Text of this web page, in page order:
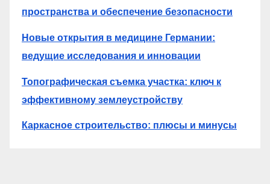
пространства и обеспечение безопасности
Новые открытия в медицине Германии:
ведущие исследования и инновации
Топографическая съемка участка: ключ к
эффективному землеустройству
Каркасное строительство: плюсы и минусы